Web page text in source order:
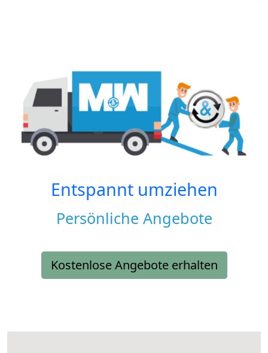
Entspannt umziehen
Persönliche Angebote
Kostenlose Angebote erhalten